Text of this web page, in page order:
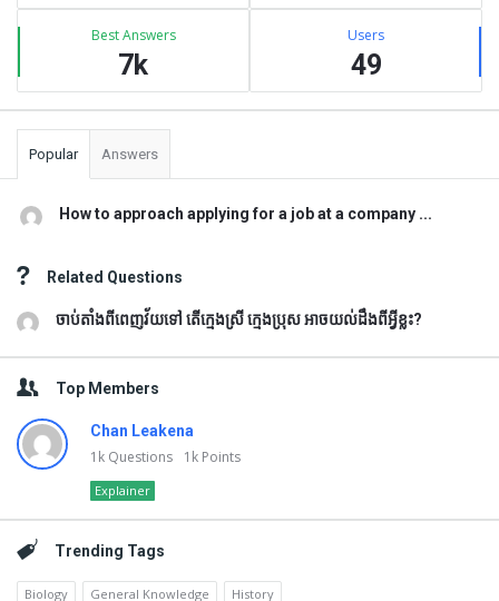
Best Answers
7k
Users
49
Popular Answers
How to approach applying for a job at a company ...
Related Questions
ចាប់តាំងពីពេញវ័យទៅ តើក្មេងស្រី ក្មេងប្រុស អាចយល់ដឹងពីអ្វីខ្លះ?
Top Members
Chan Leakena
1k Questions 1k Points
Explainer
Trending Tags
Biology General Knowledge History